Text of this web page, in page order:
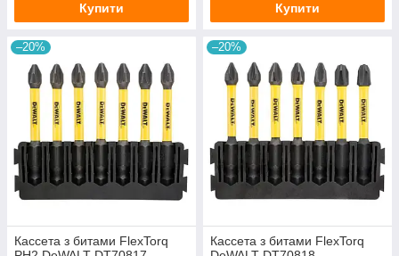
Купити Купити
–20%
Кассета з битами FlexTorq
–20%
Кассета з битами FlexTorq